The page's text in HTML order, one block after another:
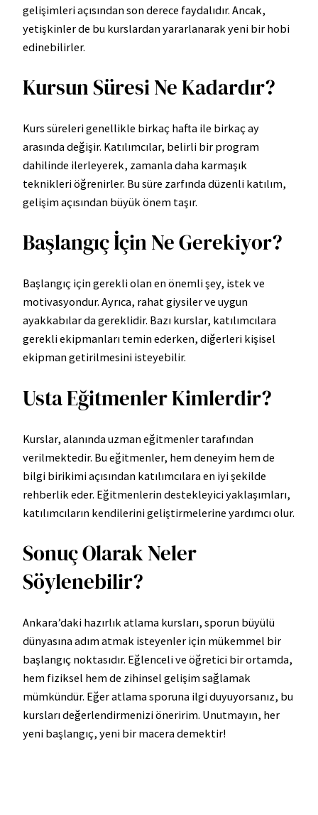
gelişimleri açısından son derece faydalıdır. Ancak,
yetişkinler de bu kurslardan yararlanarak yeni bir hobi
edinebilirler.
Kursun Süresi Ne Kadardır?
Kurs süreleri genellikle birkaç hafta ile birkaç ay
arasında değişir. Katılımcılar, belirli bir program
dahilinde ilerleyerek, zamanla daha karmaşık
teknikleri öğrenirler. Bu süre zarfında düzenli katılım,
gelişim açısından büyük önem taşır.
Başlangıç İçin Ne Gerekiyor?
Başlangıç için gerekli olan en önemli şey, istek ve
motivasyondur. Ayrıca, rahat giysiler ve uygun
ayakkabılar da gereklidir. Bazı kurslar, katılımcılara
gerekli ekipmanları temin ederken, diğerleri kişisel
ekipman getirilmesini isteyebilir.
Usta Eğitmenler Kimlerdir?
Kurslar, alanında uzman eğitmenler tarafından
verilmektedir. Bu eğitmenler, hem deneyim hem de
bilgi birikimi açısından katılımcılara en iyi şekilde
rehberlik eder. Eğitmenlerin destekleyici yaklaşımları,
katılımcıların kendilerini geliştirmelerine yardımcı olur.
Sonuç Olarak Neler
Söylenebilir?
Ankara’daki hazırlık atlama kursları, sporun büyülü
dünyasına adım atmak isteyenler için mükemmel bir
başlangıç noktasıdır. Eğlenceli ve öğretici bir ortamda,
hem fiziksel hem de zihinsel gelişim sağlamak
mümkündür. Eğer atlama sporuna ilgi duyuyorsanız, bu
kursları değerlendirmenizi öneririm. Unutmayın, her
yeni başlangıç, yeni bir macera demektir!